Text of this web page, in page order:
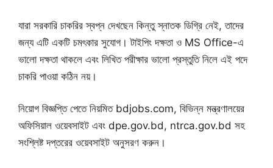
যারা সরকারি চাকরির স্বপ্ন দেখছেন কিন্তু স্নাতক ডিগ্রি নেই, তাদের
জন্য এটি একটি চমৎকার সুযোগ। টাইপিং দক্ষতা ও MS Office-এ
ভালো দক্ষতা থাকলে এবং লিখিত পরীক্ষার ভালো প্রস্তুতি নিলে এই পদে
চাকরি পাওয়া কঠিন নয়।
নিয়োগ বিজ্ঞপ্তি পেতে নিয়মিত bdjobs.com, বিভিন্ন মন্ত্রণালয়ের
অফিসিয়াল ওয়েবসাইট এবং dpe.gov.bd, ntrca.gov.bd সহ
সংশ্লিষ্ট দপ্তরের ওয়েবসাইট অনুসরণ করুন।